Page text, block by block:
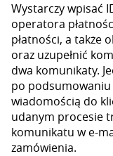
Wystarczy wpisać
operatora
płatności, a także
oraz uzupełnić
dwa komunikaty.
po
wiadomością do
udanym procesie
komunikatu w e-
zamówienia.